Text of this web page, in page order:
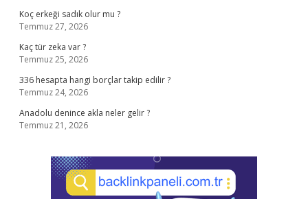
Koç erkeği sadık olur mu ?
Temmuz 27, 2026
Kaç tür zeka var ?
Temmuz 25, 2026
336 hesapta hangi borçlar takip edilir ?
Temmuz 24, 2026
Anadolu denince akla neler gelir ?
Temmuz 21, 2026